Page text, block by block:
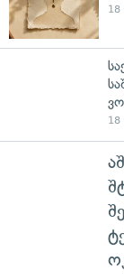
18
18